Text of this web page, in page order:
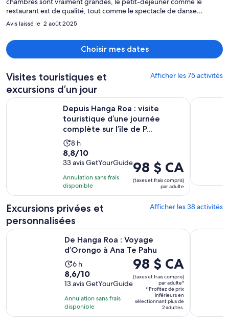
restaurant est de qualité, tout comme le spectacle de danse
polynésienne qui a lieu tous les 2 jours. Je recommande également
urgence un matin à 6h suite à une alerte tsunami, la gestion des
clients par l’équipe de l’hôtel a été exemplaire à tous niveaux.
Certes c’est cher, mais le lieu est magnifique, et je me souviendrai
Avis laissé le 2 août 2025
Choisir mes dates
Visites touristiques et
excursions d’un jour
Afficher les 75 activités
Depuis Hanga Roa : visite
touristique d’une journée
complète sur l’île de P...
L’activité
dure
8 heures
8 h
8.8
sur
10
avec
33 avis
8,8/10
33 avis GetYourGuide
Annulation sans frais
disponible
Le
prix
est
de 98 $ CA.
98 $ CA
(taxes et frais compris)
par adulte
Depuis Hanga Roa : visite touristique d’une journée
Excursions privées et
personnalisées
Afficher les 38 activités
De Hanga Roa : Voyage
d’Orongo à Ana Te Pahu
L’activité
dure
6 heures
6 h
8.6
sur
10
avec
13 avis
8,6/10
13 avis GetYourGuide
Annulation sans frais
disponible
Le
prix
est
de 98 $ CA.
par
adulte*
98 $ CA
(taxes et frais compris)
par adulte*
* Profitez de prix
inférieurs en
sélectionnant plus de
2 adultes.
De Hanga Roa : Voyage d’Orongo à Ana Te Pahu S’ouvre
Dîner-